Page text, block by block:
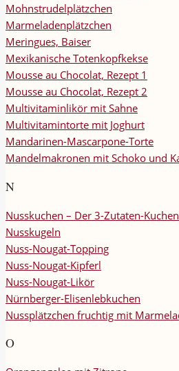
Mohnstrudelplätzchen
Marmeladenplätzchen
Meringues, Baiser
Mexikanische Totenkopfkekse
Mousse au Chocolat, Rezept 1
Mousse au Chocolat, Rezept 2
Multivitaminlikör mit Sahne
Multivitamintorte mit Joghurt
Mandarinen-Mascarpone-Torte
Mandelmakronen mit Schoko und
N
Nusskuchen – Der 3-Zutaten-Kuchen
Nusskugeln
Nuss-Nougat-Topping
Nuss-Nougat-Kipferl
Nuss-Nougat-Likör
Nürnberger-Elisenlebkuchen
Nussplätzchen fruchtig mit
O